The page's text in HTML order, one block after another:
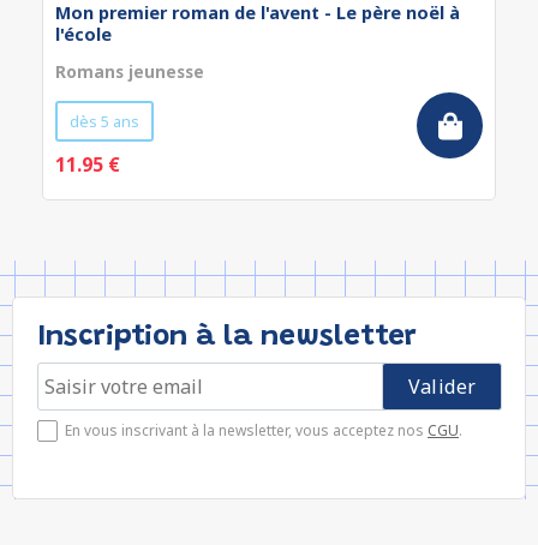
Mon premier roman de l'avent - Le père noël à
l'école
Romans jeunesse
dès 5 ans
11.95 €
Inscription à la newsletter
En vous inscrivant à la newsletter, vous acceptez nos CGU.